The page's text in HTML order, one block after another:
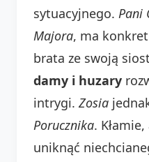
sytuacyjnego. Pani
Majora, ma
brata ze swoją
damy i huzary
intrygi. Zosia
Porucznika.
uniknąć